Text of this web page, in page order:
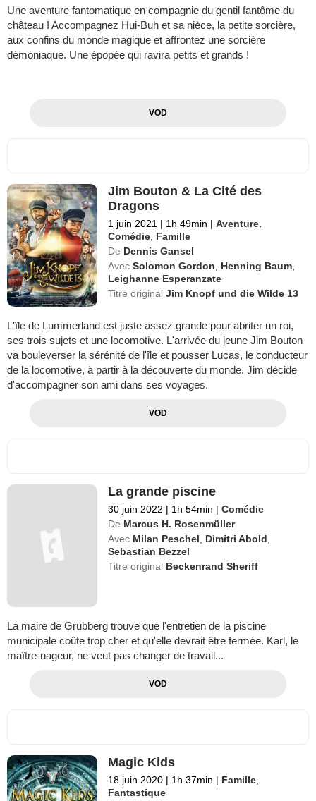
Une aventure fantomatique en compagnie du gentil fantôme du
château ! Accompagnez Hui-Buh et sa nièce, la petite sorcière,
aux confins du monde magique et affrontez une sorcière
démoniaque. Une épopée qui ravira petits et grands !
VOD
Jim Bouton & La Cité des
Dragons
1 juin 2021 | 1h 49min | Aventure
Comédie Famille
De Dennis Gansel
Avec Solomon Gordon Henning Baum
Leighanne Esperanzate
Titre originalJim Knopf und die Wilde 13
L'île de Lummerland est juste assez grande pour abriter un roi,
ses trois sujets et une locomotive. L'arrivée du jeune Jim Bouton
va bouleverser la sérénité de l'île et pousser Lucas, le conducteur
de la locomotive, à partir à la découverte du monde. Jim décide
d'accompagner son ami dans ses voyages.
VOD
La grande piscine
30 juin 2022 | 1h 54min | Comédie
De Marcus H. Rosenmüller
Avec Milan Peschel Dimitri Abold
Sebastian Bezzel
Titre original Beckenrand Sheriff
La maire de Grubberg trouve que l'entretien de la piscine
municipale coûte trop cher et qu'elle devrait être fermée. Karl, le
maître-nageur, ne veut pas changer de travail...
VOD
Magic Kids
18 juin 2020 | 1h 37min | Famille
Fantastique